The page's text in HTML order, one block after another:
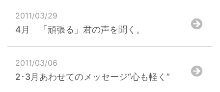
2011/03/29
4月 「頑張る」君の声を聞く。
2011/03/06
2･3月あわせてのメッセージ“心も軽く”